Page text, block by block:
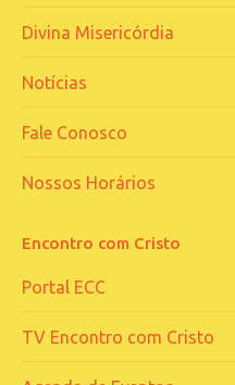
Divina Misericórdia
Notícias
Fale Conosco
Nossos Horários
Encontro com Cristo
Portal ECC
TV Encontro com Cristo